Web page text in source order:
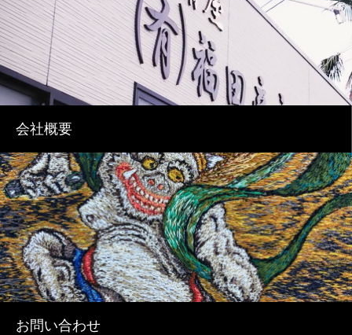
会社概要
お問い合わせ